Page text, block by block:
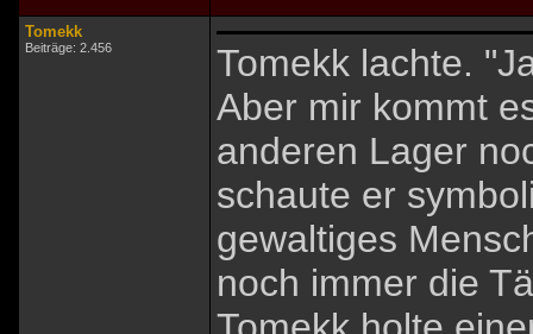
Tomekk
Beiträge: 2.456
Tomekk lachte.
Aber mir kommt
anderen Lager
schaute er
gewaltiges
noch immer die